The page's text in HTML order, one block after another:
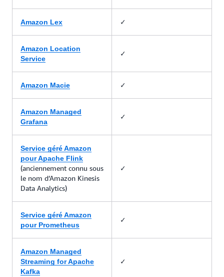
Amazon Lex ✓
Amazon Location
Service
✓
Amazon Macie ✓
Amazon Managed
Grafana
✓
Service géré Amazon
pour Apache Flink
(anciennement connu sous
le nom d’Amazon Kinesis
Data Analytics)
✓
Service géré Amazon
pour Prometheus
✓
Amazon Managed
Streaming for Apache
Kafka
✓